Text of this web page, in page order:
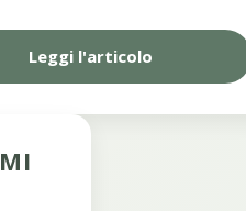
Leggi l'articolo